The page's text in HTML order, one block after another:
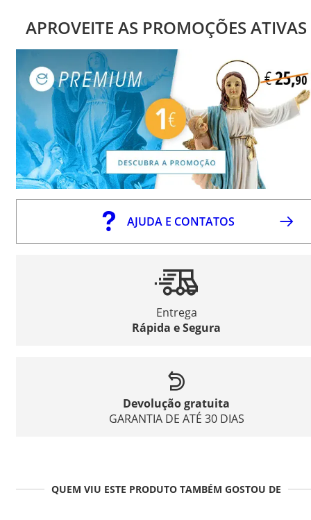
APROVEITE AS PROMOÇÕES ATIVAS
AJUDA E CONTATOS
Entrega
Rápida e Segura
Devolução gratuita
GARANTIA DE ATÉ 30 DIAS
QUEM VIU ESTE PRODUTO TAMBÉM GOSTOU DE